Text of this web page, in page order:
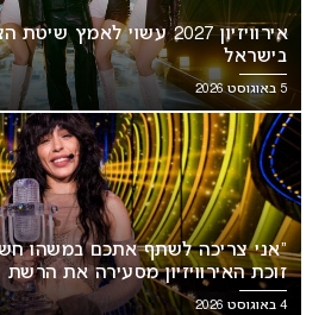
אירוויזיון 2027 עשוי
בישראל
5 באוגוסט 2026
“אני צריכה לשתף אתכם במשהו
זוכת האירוויזיון מסעירה את הרשת
4 באוגוסט 2026